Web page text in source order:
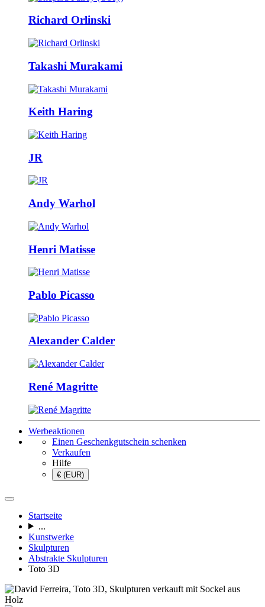
Richard Orlinski
Takashi Murakami
Keith Haring
JR
Andy Warhol
Henri Matisse
Pablo Picasso
Alexander Calder
René Magritte
Werbeaktionen
Einen Geschenkgutschein schenken
Verkaufen
Hilfe
€ (EUR)
Startseite
...
Kunstwerke
Skulpturen
Abstrakte Skulpturen
Toto 3D